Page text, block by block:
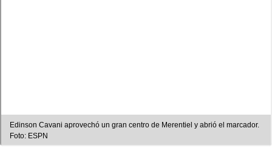
Edinson Cavani aprovechó un gran centro de Merentiel y abrió el marcador.
Foto: ESPN